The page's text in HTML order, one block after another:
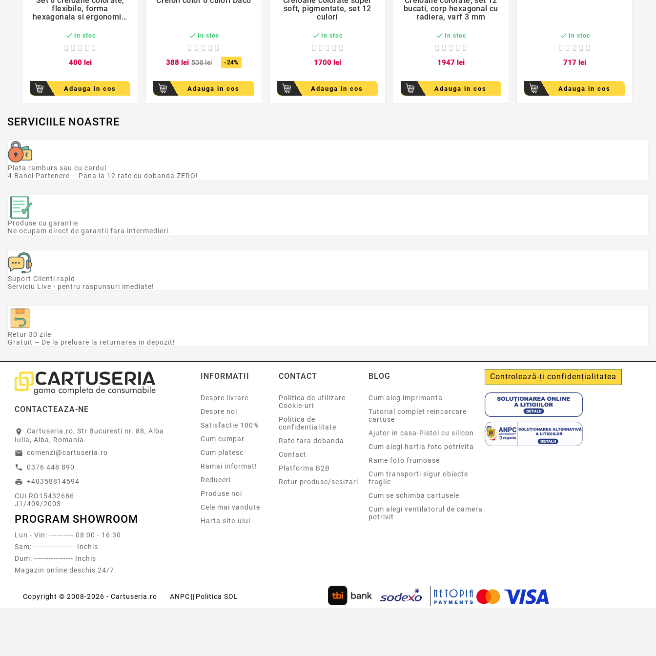
flexibile, forma
hexagonala si ergonomic,
 In stoc
400 lei
Adauga in cos
 In stoc
388 lei 508lei -24%
Adauga in cos
soft, pigmentate, set 12
culori
 In stoc
1700 lei
Adauga in cos
bucati, corp hexagonal cu
radiera, varf 3 mm
 In stoc
1947 lei
Adauga in cos
 In stoc
717 lei
Adauga in cos
SERVICIILE NOASTRE
Plata ramburs sau cu cardul
4 Banci Partenere – Pana la 12 rate cu dobanda ZERO!
Produse cu garantie
Ne ocupam direct de garantii fara intermedieri.
Suport Clienti rapid
Serviciu Live - pentru raspunsuri imediate!
Retur 30 zile
Gratuit – De la preluare la returnarea in depozit!
CONTACTEAZA-NE
location_on
Cartuseria.ro, Str Bucuresti nr. 88, Alba
Iulia, Alba, Romania
email comenzi@cartuseria.ro
call 0376 448 890
print +40358814594
CUI RO15432686
J1/409/2003
PROGRAM SHOWROOM
Lun - Vin: ---------- 08:00 - 16:30
Sam: ----------------- Inchis
Dum: ---------------- Inchis
Magazin online deschis 24/7.
INFORMATII
Despre livrare
Despre noi
Satisfactie 100%
Cum cumpar
Cum platesc
Ramai informat!
Reduceri
Produse noi
Cele mai vandute
Harta site-ului
CONTACT
Politica de utilizare
Cookie-uri
Politica de
confidentialitate
Rate fara dobanda
Contact
Platforma B2B
Retur produse/sesizari
BLOG
Cum aleg imprimanta
Tutorial complet reincarcare
cartuse
Ajutor in casa-Pistol cu silicon
Cum alegi hartia foto potrivita
Rame foto frumoase
Cum transporti sigur obiecte
fragile
Cum se schimba cartusele
Cum alegi ventilatorul de camera
potrivit
Controlează-ți confidențialitatea
Copyright © 2008-2026 - Cartuseria.ro ANPC || Politica SOL